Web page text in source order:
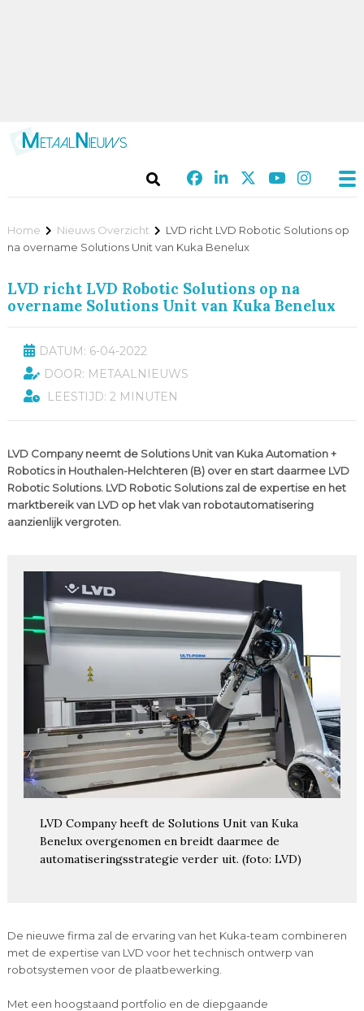
Home Nieuws Overzicht
LVD richt LVD Robotic Solutions op
na overname Solutions Unit van Kuka Benelux
LVD richt LVD Robotic Solutions op na
overname Solutions Unit van Kuka Benelux
DATUM: 6-04-2022
DOOR: METAALNIEUWS
LEESTIJD: 2 MINUTEN
LVD Company neemt de Solutions Unit van Kuka Automation +
Robotics in Houthalen-Helchteren (B) over en start daarmee LVD
Robotic Solutions. LVD Robotic Solutions zal de expertise en het
marktbereik van LVD op het vlak van robotautomatisering
aanzienlijk vergroten.
LVD Company heeft de Solutions Unit van Kuka
Benelux overgenomen en breidt daarmee de
automatiseringsstrategie verder uit. (foto: LVD)
De nieuwe firma zal de ervaring van het Kuka-team combineren
met de expertise van LVD voor het technisch ontwerp van
robotsystemen voor de plaatbewerking.
Met een hoogstaand portfolio en de diepgaande